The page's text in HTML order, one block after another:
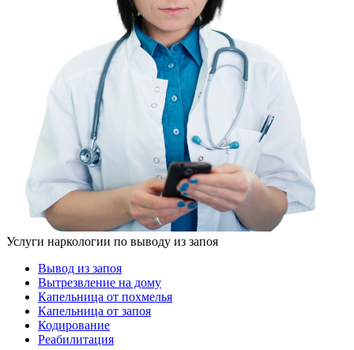
Услуги наркологии по выводу из запоя
Вывод из запоя
Вытрезвление на дому
Капельница от похмелья
Капельница от запоя
Кодирование
Реабилитация